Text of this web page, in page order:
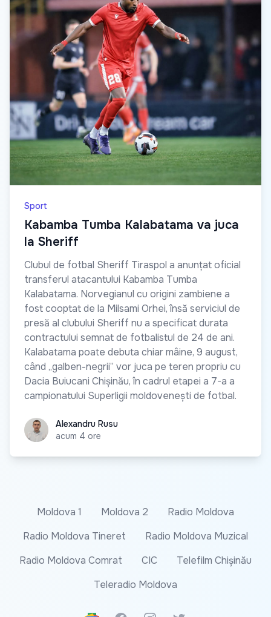
Sport
Kabamba Tumba Kalabatama va juca
la Sheriff
Clubul de fotbal Sheriff Tiraspol a anunțat oficial
transferul atacantului Kabamba Tumba
Kalabatama. Norvegianul cu origini zambiene a
fost cooptat de la Milsami Orhei, însă serviciul de
presă al clubului Sheriff nu a specificat durata
contractului semnat de fotbalistul de 24 de ani.
Kalabatama poate debuta chiar mâine, 9 august,
când „galben-negrii” vor juca pe teren propriu cu
Dacia Buiucani Chișinău, în cadrul etapei a 7-a a
campionatului Superligii moldovenești de fotbal.
Alexandru Rusu
Alexandru Rusu
acum 4 ore
Moldova 1 Moldova 2
Radio Moldova
Radio Moldova Tineret
Radio Moldova Muzical
Radio Moldova Comrat
CIC
Telefilm Chișinău
Teleradio Moldova